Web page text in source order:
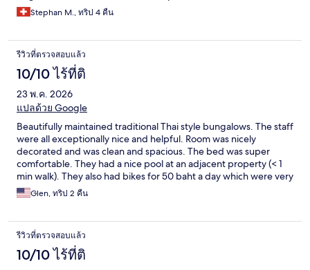
Stephan M., ทริป 4 คืน
รีวิวที่ตรวจสอบแล้ว
10/10 ไร้ที่ติ
23 พ.ค. 2026
แปลด้วย Google
Beautifully maintained traditional Thai style bungalows. The staff
were all exceptionally nice and helpful. Room was nicely
decorated and was clean and spacious. The bed was super
comfortable. They had a nice pool at an adjacent property (< 1
min walk). They also had bikes for 50 baht a day which were very
useful when exploring the Sukhothai historic park. Overall we
loved this hotel and would stay again.
Glen, ทริป 2 คืน
รีวิวที่ตรวจสอบแล้ว
10/10 ไร้ที่ติ